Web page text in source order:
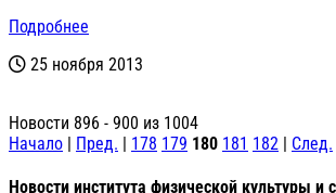
Подробнее
25 ноября 2013
Новости 896 - 900 из 1004
Начало | Пред. | 178 179 180 181 182 | След.
Новости института физической культуры и